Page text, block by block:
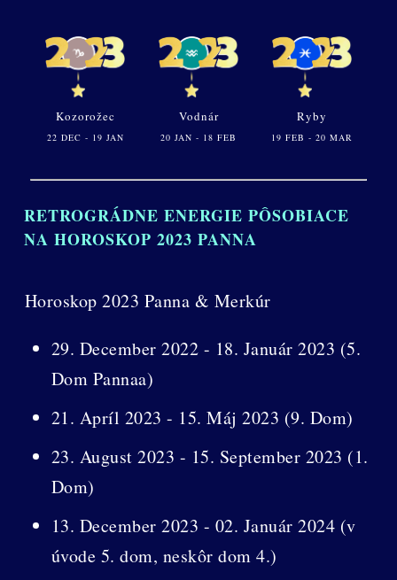
Kozorožec
22 DEC - 19 JAN
Vodnár
20 JAN - 18 FEB
Ryby
19 FEB - 20 MAR
RETROGRÁDNE ENERGIE PÔSOBIACE
NA HOROSKOP 2023 PANNA
Horoskop 2023 Panna & Merkúr
29. December 2022 - 18. Január 2023 (5.
Dom Pannaa)
21. Apríl 2023 - 15. Máj 2023 (9. Dom)
23. August 2023 - 15. September 2023 (1.
Dom)
13. December 2023 - 02. Január 2024 (v
úvode 5. dom, neskôr dom 4.)